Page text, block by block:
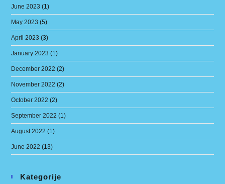
June 2023 (1)
May 2023 (5)
April 2023 (3)
January 2023 (1)
December 2022 (2)
November 2022 (2)
October 2022 (2)
September 2022 (1)
August 2022 (1)
June 2022 (13)
Kategorije